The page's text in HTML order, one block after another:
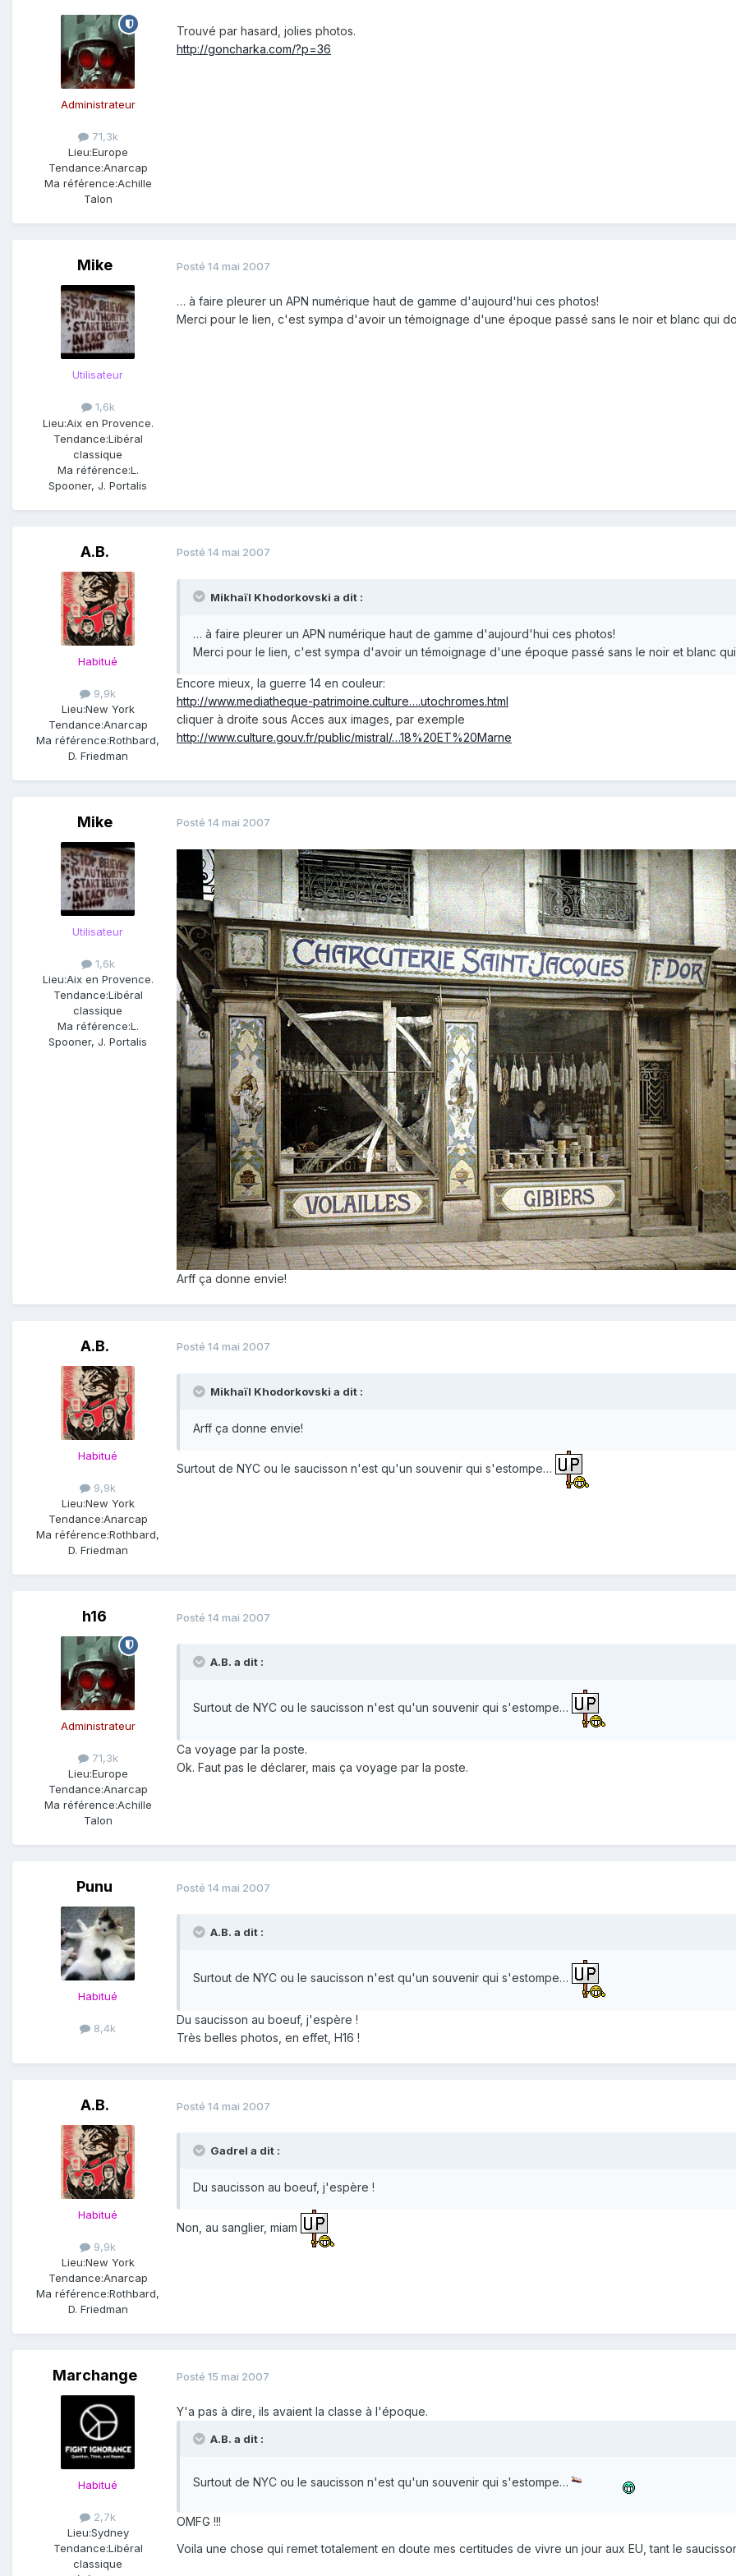
Administrateur
71,3k
Lieu:Europe
Tendance:Anarcap
Ma référence:Achille
Talon
Trouvé par hasard, jolies photos.
http://goncharka.com/?p=36
Mike
Utilisateur
1,6k
Lieu:Aix en Provence.
Tendance:Libéral
classique
Ma référence:L.
Spooner, J. Portalis
Posté 14 mai 2007
… à faire pleurer un APN numérique haut de gamme d'aujourd'hui ces photos!
Merci pour le lien, c'est sympa d'avoir un témoignage d'une époque passé sans le noir et blanc qui
A.B.
Habitué
9,9k
Lieu:New York
Tendance:Anarcap
Ma référence:Rothbard,
D. Friedman
Posté 14 mai 2007
Mikhaïl Khodorkovski a dit :
… à faire pleurer un APN numérique haut de gamme d'aujourd'hui ces photos!
Merci pour le lien, c'est sympa d'avoir un témoignage d'une époque passé sans le noir et blanc
Encore mieux, la guerre 14 en couleur:
http://www.mediatheque-patrimoine.culture….utochromes.html
cliquer à droite sous Acces aux images, par exemple
http://www.culture.gouv.fr/public/mistral/…18%20ET%20Marne
Mike
Utilisateur
1,6k
Lieu:Aix en Provence.
Tendance:Libéral
classique
Ma référence:L.
Spooner, J. Portalis
Posté 14 mai 2007
Arff ça donne envie!
A.B.
Habitué
9,9k
Lieu:New York
Tendance:Anarcap
Ma référence:Rothbard,
D. Friedman
Posté 14 mai 2007
Mikhaïl Khodorkovski a dit :
Arff ça donne envie!
Surtout de NYC ou le saucisson n'est qu'un souvenir qui s'estompe…
h16
Administrateur
71,3k
Lieu:Europe
Tendance:Anarcap
Ma référence:Achille
Talon
Posté 14 mai 2007
A.B. a dit :
Surtout de NYC ou le saucisson n'est qu'un souvenir qui s'estompe…
Ca voyage par la poste.
Ok. Faut pas le déclarer, mais ça voyage par la poste.
Punu
Habitué
8,4k
Posté 14 mai 2007
A.B. a dit :
Surtout de NYC ou le saucisson n'est qu'un souvenir qui s'estompe…
Du saucisson au boeuf, j'espère !
Très belles photos, en effet, H16 !
A.B.
Habitué
9,9k
Lieu:New York
Tendance:Anarcap
Ma référence:Rothbard,
D. Friedman
Posté 14 mai 2007
Gadrel a dit :
Du saucisson au boeuf, j'espère !
Non, au sanglier, miam
Marchange
Habitué
2,7k
Lieu:Sydney
Tendance:Libéral
classique
Posté 15 mai 2007
Y'a pas à dire, ils avaient la classe à l'époque.
A.B. a dit :
Surtout de NYC ou le saucisson n'est qu'un souvenir qui s'estompe…
OMFG !!!
Voila une chose qui remet totalement en doute mes certitudes de vivre un jour aux EU, tant le